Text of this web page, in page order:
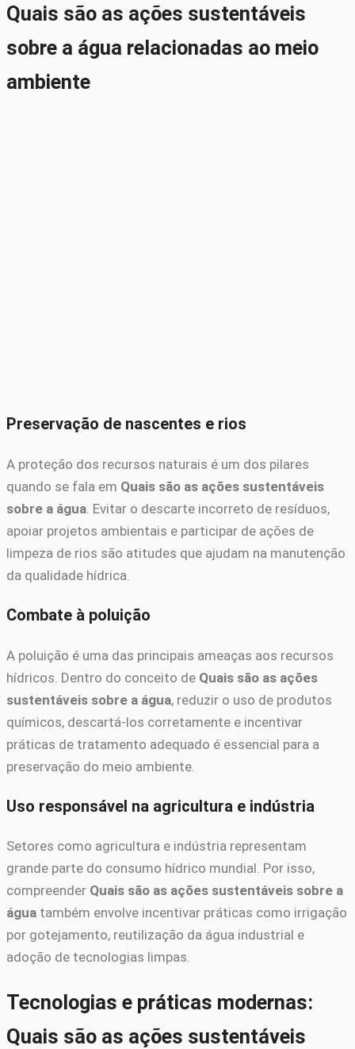
Quais são as ações sustentáveis
sobre a água relacionadas ao meio
ambiente
Preservação de nascentes e rios
A proteção dos recursos naturais é um dos pilares
quando se fala em Quais são as ações sustentáveis
sobre a água . Evitar o descarte incorreto de resíduos,
apoiar projetos ambientais e participar de ações de
limpeza de rios são atitudes que ajudam na manutenção
da qualidade hídrica.
Combate à poluição
A poluição é uma das principais ameaças aos recursos
hídricos. Dentro do conceito de Quais são as ações
sustentáveis sobre a água, reduzir o uso de produtos
químicos, descartá-los corretamente e incentivar
práticas de tratamento adequado é essencial para a
preservação do meio ambiente.
Uso responsável na agricultura e indústria
Setores como agricultura e indústria representam
grande parte do consumo hídrico mundial. Por isso,
compreender Quais são as ações sustentáveis sobre a
água também envolve incentivar práticas como irrigação
por gotejamento, reutilização da água industrial e
adoção de tecnologias limpas.
Tecnologias e práticas modernas:
Quais são as ações sustentáveis